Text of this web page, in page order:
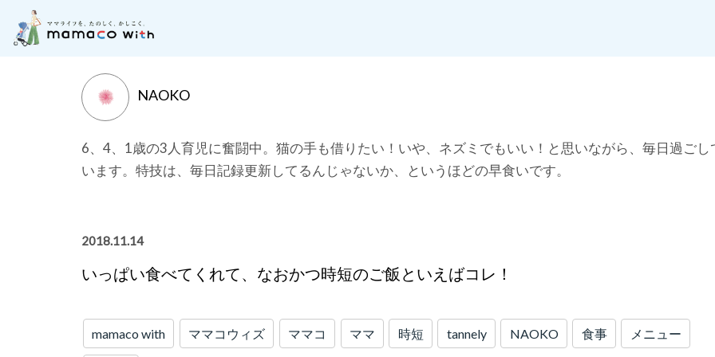
月齢別に記事を探す
NAOKO
6、4、1歳の3人育児に奮闘中。猫の手も借りたい！いや、ネズミでもいい！と思いながら、毎日過ごし
います。特技は、毎日記録更新してるんじゃないか、というほどの早食いです。
2018.11.14
いっぱい食べてくれて、なおかつ時短のご飯といえばコレ！
mamaco with ママコウィズ ママコ ママ 時短 tannely NAOKO 食事 メニュー